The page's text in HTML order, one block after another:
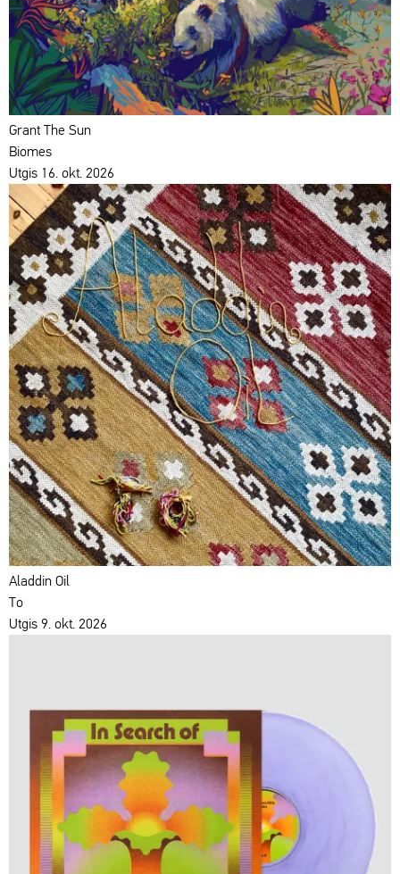
Grant The Sun
Biomes
Utgis 16. okt. 2026
Aladdin Oil
To
Utgis 9. okt. 2026